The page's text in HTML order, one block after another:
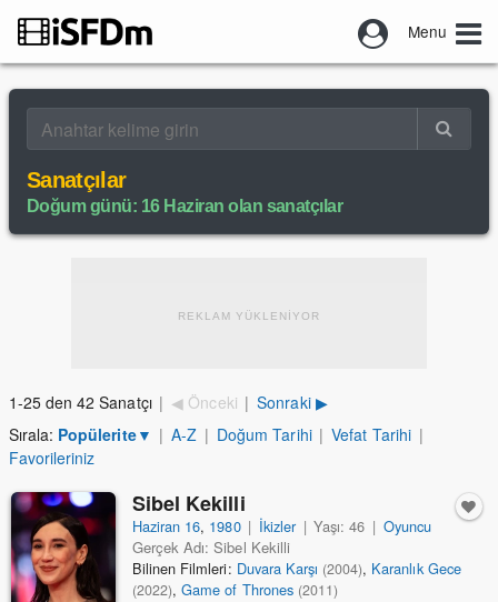
Menu
Sanatçılar
Doğum günü: 16 Haziran olan sanatçılar
REKLAM YÜKLENİYOR
1-25 den 42 Sanatçı | ◀ Önceki | Sonraki ▶
Sırala: Popülerite▼ | A-Z | Doğum Tarihi | Vefat Tarihi |
Favorileriniz
Sibel Kekilli
Haziran 16, 1980 | İkizler | Yaşı: 46 | Oyuncu
Gerçek Adı: Sibel Kekilli
Bilinen Filmleri: Duvara Karşı (2004), Karanlık Gece
(2022),Game of Thrones (2011)